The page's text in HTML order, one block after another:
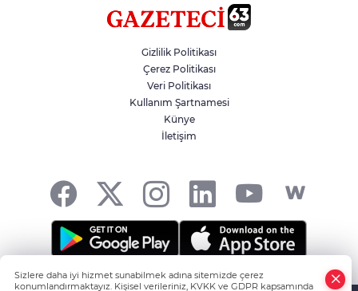
Siverek’te Mahmut Gülel Dönemi
Filistin Konvoyuna Coşkulu Karşılama
Gizlilik Politikası
Çerez Politikası
Veri Politikası
Kullanım Şartnamesi
Künye
İletişim
Şanlıurfa'nın Haber Noktası... -HABER YAZILIMIve
Sizlere daha iyi hizmet sunabilmek adına sitemizde çerez
konumlandırmaktayız. Kişisel verileriniz, KVKK ve GDPR kapsamında